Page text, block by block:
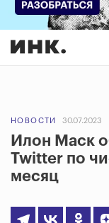
НОВОСТИ 30.07.2023
Илон Маск
Twitter по
месяц